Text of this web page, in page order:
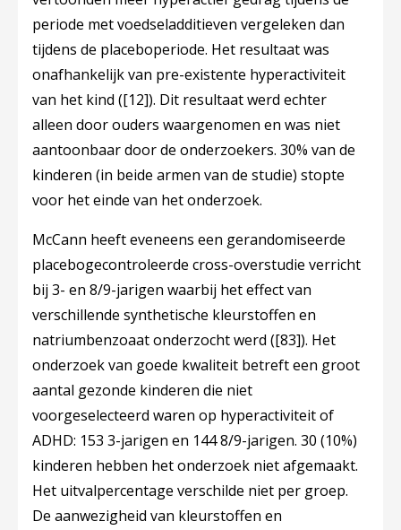
periode met voedseladditieven vergeleken dan
tijdens de placeboperiode. Het resultaat was
onafhankelijk van pre-existente hyperactiviteit
van het kind ([12]). Dit resultaat werd echter
alleen door ouders waargenomen en was niet
aantoonbaar door de onderzoekers. 30% van de
kinderen (in beide armen van de studie) stopte
voor het einde van het onderzoek.
McCann heeft eveneens een gerandomiseerde
placebogecontroleerde cross-overstudie verricht
bij 3- en 8/9-jarigen waarbij het effect van
verschillende synthetische kleurstoffen en
natriumbenzoaat onderzocht werd ([83]). Het
onderzoek van goede kwaliteit betreft een groot
aantal gezonde kinderen die niet
voorgeselecteerd waren op hyperactiviteit of
ADHD: 153 3-jarigen en 144 8/9-jarigen. 30 (10%)
kinderen hebben het onderzoek niet afgemaakt.
Het uitvalpercentage verschilde niet per groep.
De aanwezigheid van kleurstoffen en